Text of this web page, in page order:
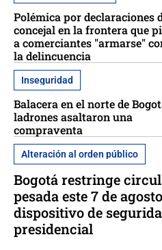
Polémica por declaraciones
concejal en la frontera que
a comerciantes "armarse"
la delincuencia
Inseguridad
Balacera en el norte de
ladrones asaltaron una
compraventa
Alteración al orden público
Bogotá restringe
pesada este 7 de
dispositivo de
presidencial